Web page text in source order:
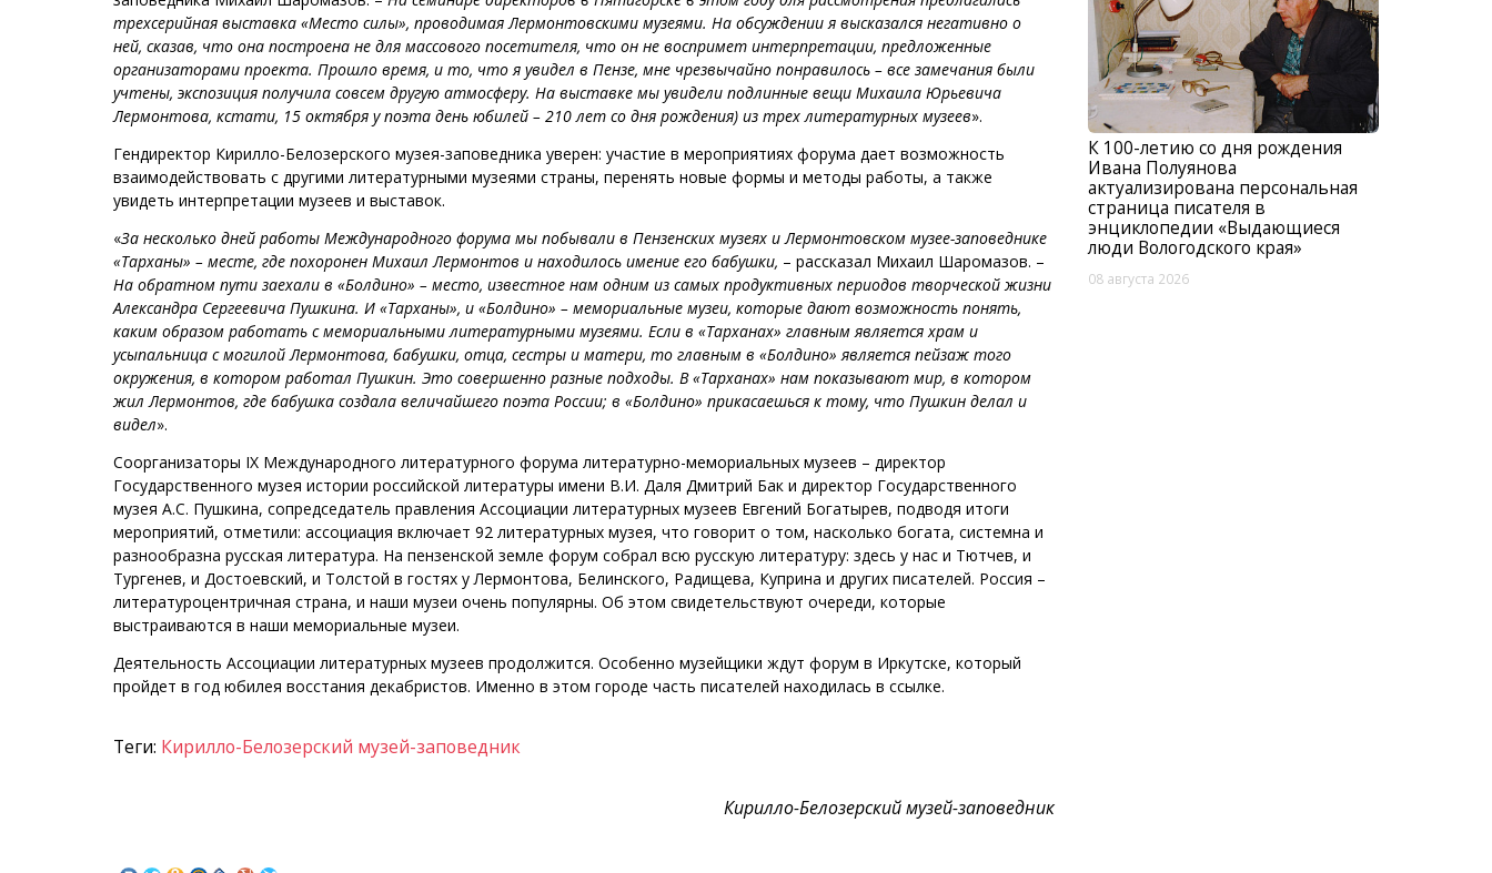
трехсерийная выставка «Место силы», проводимая Лермонтовскими музеями. На обсуждении я высказался негативно о
ней, сказав, что она построена не для массового посетителя, что он не воспримет интерпретации, предложенные
организаторами проекта. Прошло время, и то, что я увидел в Пензе, мне чрезвычайно понравилось – все замечания были
учтены, экспозиция получила совсем другую атмосферу. На выставке мы увидели подлинные вещи Михаила Юрьевича
Лермонтова, кстати, 15 октября у поэта день юбилей – 210 лет со дня рождения) из трех литературных музеев».
Гендиректор Кирилло-Белозерского музея-заповедника уверен: участие в мероприятиях форума дает возможность
взаимодействовать с другими литературными музеями страны, перенять новые формы и методы работы, а также
увидеть интерпретации музеев и выставок.
«За несколько дней работы Международного форума мы побывали в Пензенских музеях и Лермонтовском музее-заповеднике
«Тарханы» – месте, где похоронен Михаил Лермонтов и находилось имение его бабушки, – рассказал Михаил Шаромазов. –
На обратном пути заехали в «Болдино» – место, известное нам одним из самых продуктивных периодов творческой жизни
Александра Сергеевича Пушкина. И «Тарханы», и «Болдино» – мемориальные музеи, которые дают возможность понять,
каким образом работать с мемориальными литературными музеями. Если в «Тарханах» главным является храм и
усыпальница с могилой Лермонтова, бабушки, отца, сестры и матери, то главным в «Болдино» является пейзаж того
окружения, в котором работал Пушкин. Это совершенно разные подходы. В «Тарханах» нам показывают мир, в котором
жил Лермонтов, где бабушка создала величайшего поэта России; в «Болдино» прикасаешься к тому, что Пушкин делал и
видел».
Соорганизаторы IX Международного литературного форума литературно-мемориальных музеев – директор
Государственного музея истории российской литературы имени В.И. Даля Дмитрий Бак и директор Государственного
музея А.С. Пушкина, сопредседатель правления Ассоциации литературных музеев Евгений Богатырев, подводя итоги
мероприятий, отметили: ассоциация включает 92 литературных музея, что говорит о том, насколько богата, системна и
разнообразна русская литература. На пензенской земле форум собрал всю русскую литературу: здесь у нас и Тютчев, и
Тургенев, и Достоевский, и Толстой в гостях у Лермонтова, Белинского, Радищева, Куприна и других писателей. Россия –
литературоцентричная страна, и наши музеи очень популярны. Об этом свидетельствуют очереди, которые
выстраиваются в наши мемориальные музеи.
Деятельность Ассоциации литературных музеев продолжится. Особенно музейщики ждут форум в Иркутске, который
пройдет в год юбилея восстания декабристов. Именно в этом городе часть писателей находилась в ссылке.
Теги: Кирилло-Белозерский музей-заповедник
Кирилло-Белозерский музей-заповедник
К 100-летию со дня рождения
Ивана Полуянова
актуализирована персональная
страница писателя в
энциклопедии «Выдающиеся
люди Вологодского края»
08 августа 2026